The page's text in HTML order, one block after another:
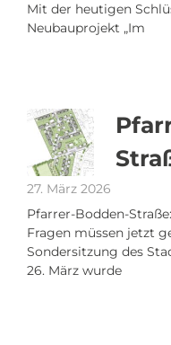
Mit der heutigen
Neubauprojekt „Im
27. März 2026
Pfarrer-Bodden-
Fragen müssen jetzt
Sondersitzung des
26. März wurde